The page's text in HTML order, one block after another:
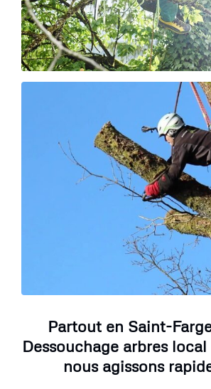
Partout en Saint-
Dessouchage arbres
nous agissons